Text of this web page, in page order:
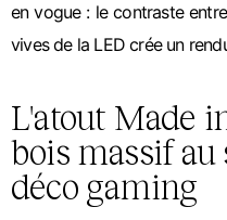
en vogue : le contraste
vives de la LED crée un
L'atout Made
bois massif au
déco gaming